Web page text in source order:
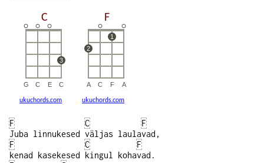
ukuchords.com ukuchords.com
F C
F
Juba linnukesed väljas laulavad,
F
C
F
kenad kasekesed kingul kohavad.